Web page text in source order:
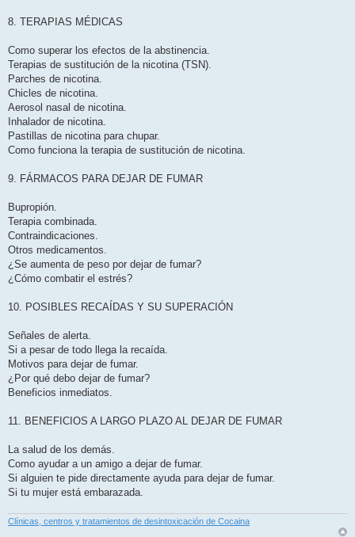
8. TERAPIAS MÉDICAS
Como superar los efectos de la abstinencia.
Terapias de sustitución de la nicotina (TSN).
Parches de nicotina.
Chicles de nicotina.
Aerosol nasal de nicotina.
Inhalador de nicotina.
Pastillas de nicotina para chupar.
Como funciona la terapia de sustitución de nicotina.
9. FÁRMACOS PARA DEJAR DE FUMAR
Bupropión.
Terapia combinada.
Contraindicaciones.
Otros medicamentos.
¿Se aumenta de peso por dejar de fumar?
¿Cómo combatir el estrés?
10. POSIBLES RECAÍDAS Y SU SUPERACIÓN
Señales de alerta.
Si a pesar de todo llega la recaída.
Motivos para dejar de fumar.
¿Por qué debo dejar de fumar?
Beneficios inmediatos.
11. BENEFICIOS A LARGO PLAZO AL DEJAR DE FUMAR
La salud de los demás.
Como ayudar a un amigo a dejar de fumar.
Si alguien te pide directamente ayuda para dejar de fumar.
Si tu mujer está embarazada.
Clínicas, centros y tratamientos de desintoxicación de Cocaina